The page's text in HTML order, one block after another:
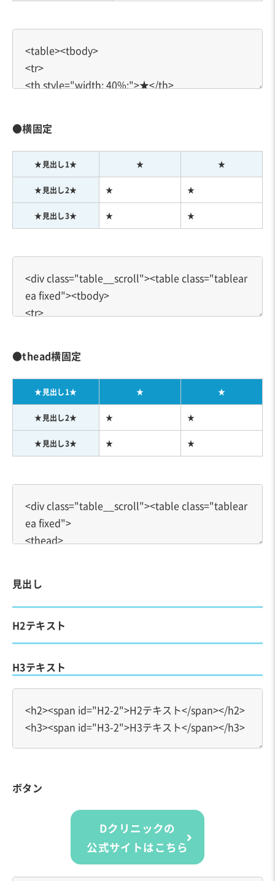
●横固定
★見出し1★ ★ ★
★見出し2★ ★ ★
★見出し3★ ★ ★
●thead横固定
★見出し1★ ★ ★
★見出し2★ ★ ★
★見出し3★ ★ ★
見出し
H2テキスト
H3テキスト
ボタン
Dクリニックの
公式サイトはこちら